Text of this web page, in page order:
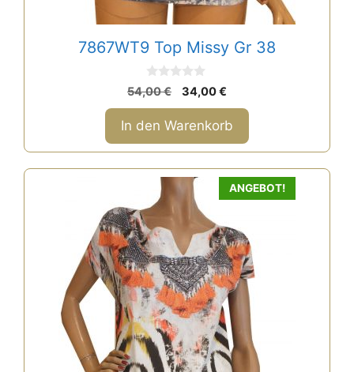
7867WT9 Top Missy Gr 38
0
v
o
n
5
54,00€
Ursprünglicher
Preis
war:
54,00 €
34,00€
Preis
ist:
34,00 €.
In den Warenkorb
ANGEBOT!